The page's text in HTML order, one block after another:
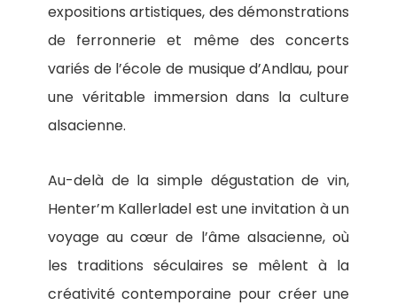
expositions artistiques, des démonstrations
de ferronnerie et même des concerts
variés de l’école de musique d’Andlau, pour
une véritable immersion dans la culture
alsacienne.
Au-delà de la simple dégustation de vin,
Henter’m Kallerladel est une invitation à un
voyage au cœur de l’âme alsacienne, où
les traditions séculaires se mêlent à la
créativité contemporaine pour créer une